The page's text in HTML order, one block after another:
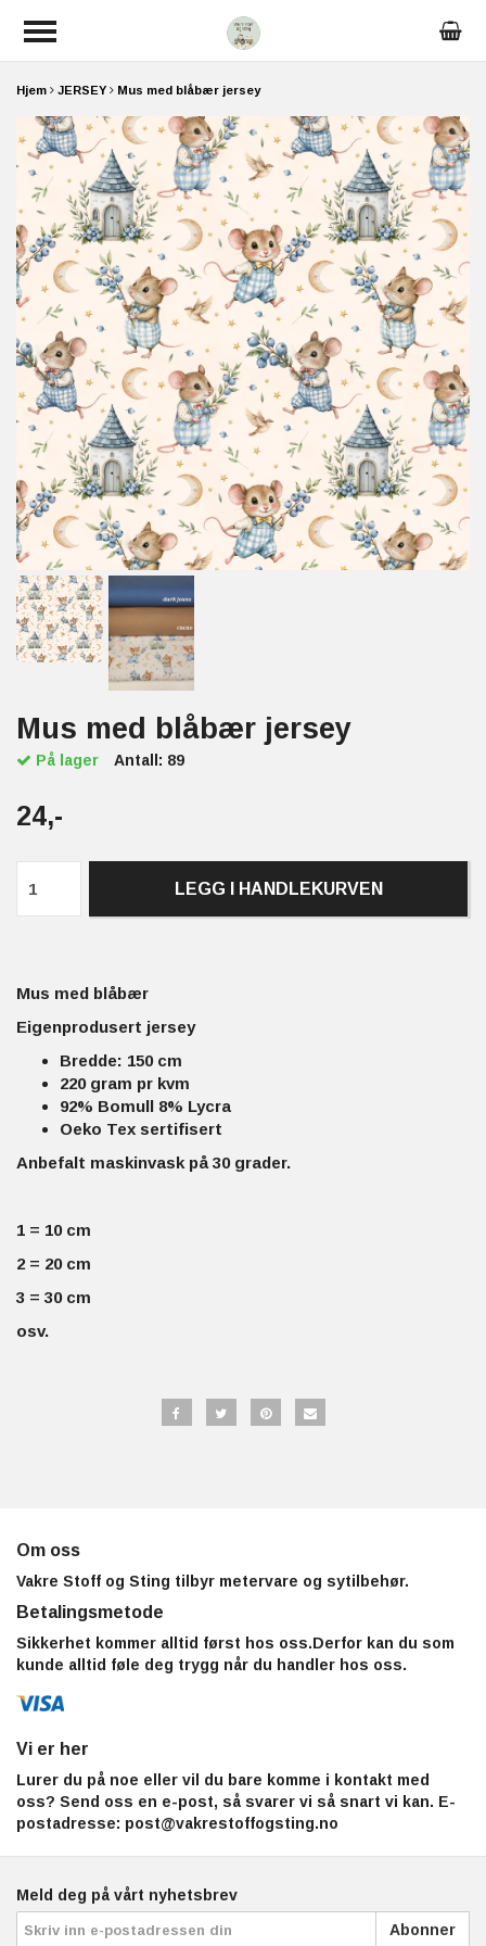
Hjem JERSEY Mus med blåbær jersey
Mus med blåbær jersey
På lager Antall: 89
24,-
LEGG I HANDLEKURVEN
Mus med blåbær
Eigenprodusert jersey
Bredde: 150 cm
220 gram pr kvm
92% Bomull 8% Lycra
Oeko Tex sertifisert
Anbefalt maskinvask på 30 grader.
1 = 10 cm
2 = 20 cm
3 = 30 cm
osv.
Om oss
Vakre Stoff og Sting tilbyr metervare og sytilbehør.
Betalingsmetode
Sikkerhet kommer alltid først hos oss.Derfor kan du som
kunde alltid føle deg trygg når du handler hos oss.
Vi er her
Lurer du på noe eller vil du bare komme i kontakt med
oss? Send oss en e-post, så svarer vi så snart vi kan. E-
postadresse: post@vakrestoffogsting.no
Meld deg på vårt nyhetsbrev
Abonner